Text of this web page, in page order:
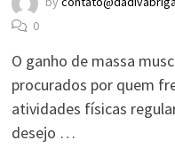
0
O ganho de massa
procurados por quem
atividades físicas
desejo …